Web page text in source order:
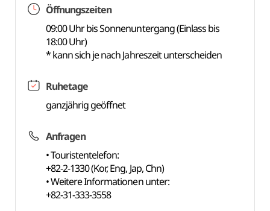
Öffnungszeiten
09:00 Uhr bis Sonnenuntergang (Einlass bis
18:00 Uhr)
* kann sich je nach Jahreszeit unterscheiden
Ruhetage
ganzjährig geöffnet
Anfragen
• Touristentelefon:
+82-2-1330 (Kor, Eng, Jap, Chn)
• Weitere Informationen unter:
+82-31-333-3558